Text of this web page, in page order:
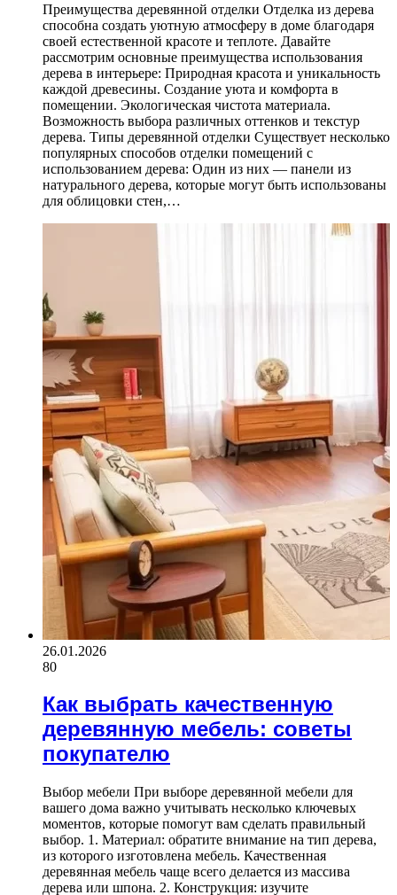
Преимущества деревянной отделки Отделка из дерева
способна создать уютную атмосферу в доме благодаря
своей естественной красоте и теплоте. Давайте
рассмотрим основные преимущества использования
дерева в интерьере: Природная красота и уникальность
каждой древесины. Создание уюта и комфорта в
помещении. Экологическая чистота материала.
Возможность выбора различных оттенков и текстур
дерева. Типы деревянной отделки Существует несколько
популярных способов отделки помещений с
использованием дерева: Один из них — панели из
натурального дерева, которые могут быть использованы
для облицовки стен,…
26.01.2026
80
Как выбрать качественную
деревянную мебель: советы
покупателю
Выбор мебели При выборе деревянной мебели для
вашего дома важно учитывать несколько ключевых
моментов, которые помогут вам сделать правильный
выбор. 1. Материал: обратите внимание на тип дерева,
из которого изготовлена мебель. Качественная
деревянная мебель чаще всего делается из массива
дерева или шпона. 2. Конструкция: изучите